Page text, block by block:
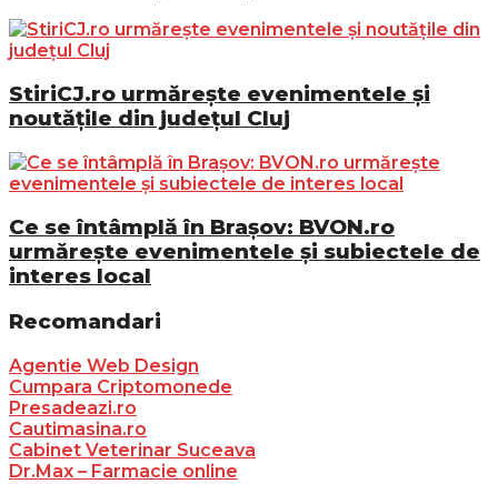
StiriCJ.ro urmărește evenimentele și
noutățile din județul Cluj
Ce se întâmplă în Brașov: BVON.ro
urmărește evenimentele și subiectele de
interes local
Recomandari
Agentie Web Design
Cumpara Criptomonede
Presadeazi.ro
Cautimasina.ro
Cabinet Veterinar Suceava
Dr.Max – Farmacie online